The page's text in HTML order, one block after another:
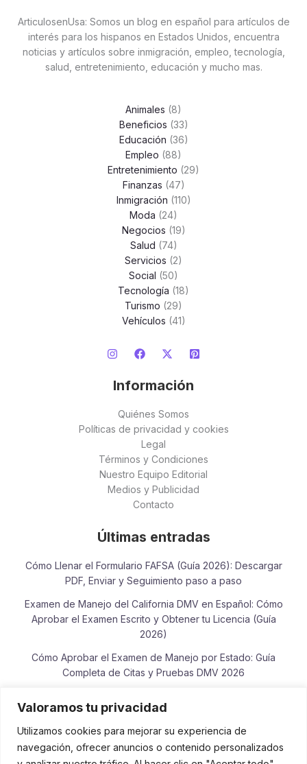
Valoramos tu privacidad
Utilizamos cookies para mejorar su experiencia de
navegación, ofrecer anuncios o contenido personalizados
ArticulosenUsa: Somos un blog en español para artículos de
interés para los hispanos en Estados Unidos, encuentra
noticias y artículos sobre inmigración, empleo, tecnología,
salud, entretenimiento, educación y mucho mas.
Animales (8)
Beneficios (33)
Educación (36)
Empleo (88)
Entretenimiento (29)
Finanzas (47)
Inmigración (110)
Moda (24)
Negocios (19)
Salud (74)
Servicios (2)
Social (50)
Tecnología (18)
Turismo (29)
Vehículos (41)
Información
Quiénes Somos
Políticas de privacidad y cookies
Legal
Términos y Condiciones
Nuestro Equipo Editorial
Medios y Publicidad
Contacto
Últimas entradas
Cómo Llenar el Formulario FAFSA (Guía 2026): Descargar
PDF, Enviar y Seguimiento paso a paso
Examen de Manejo del California DMV en Español: Cómo
Aprobar el Examen Escrito y Obtener tu Licencia (Guía
2026)
Cómo Aprobar el Examen de Manejo por Estado: Guía
Completa de Citas y Pruebas DMV 2026
Español: Guía Completa 2026
Examen de Lectura y Escritura para la Ciudadanía
Americana: Guía de Práctica, Frases Oficiales y Vocabulario